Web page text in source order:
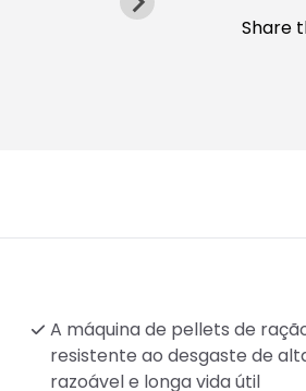
A máquina de pellets de
resistente ao desgaste de
razoável e longa vida útil